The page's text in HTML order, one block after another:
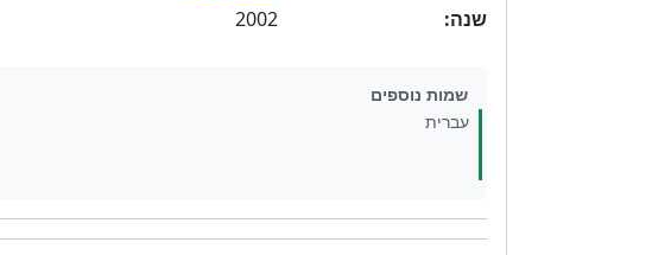
שנה:
2002
שמות נוספים
עברית